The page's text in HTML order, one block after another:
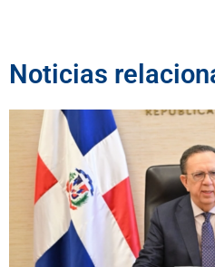
Noticias